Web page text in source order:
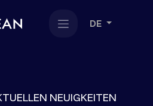
DE
NEUIGKEITEN